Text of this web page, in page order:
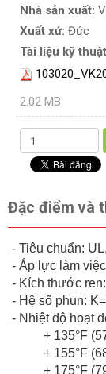
Nhà sản xuất:
Xuất xứ: Đức
Tài liệu kỹ
2.02 MB
Đặc điểm và
- Tiêu chuẩn:
- Áp lực làm
- Kích thước
- Hệ số phun:
- Nhiệt độ hoạt
+ 135°F
+ 155°F
+ 175°F